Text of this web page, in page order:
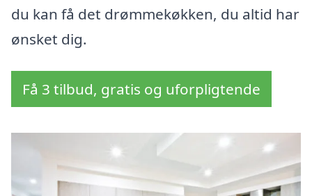
du kan få det drømmekøkken, du altid har
ønsket dig.
Få 3 tilbud, gratis og uforpligtende